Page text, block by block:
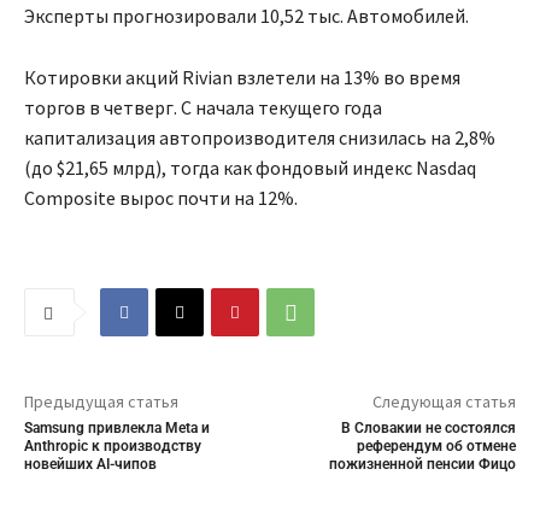
Эксперты прогнозировали 10,52 тыс. Автомобилей.
Котировки акций Rivian взлетели на 13% во время
торгов в четверг. С начала текущего года
капитализация автопроизводителя снизилась на 2,8%
(до $21,65 млрд), тогда как фондовый индекс Nasdaq
Composite вырос почти на 12%.
Предыдущая статья
Samsung привлекла Meta и
Anthropic к производству
новейших AI-чипов
Следующая статья
В Словакии не состоялся
референдум об отмене
пожизненной пенсии Фицо